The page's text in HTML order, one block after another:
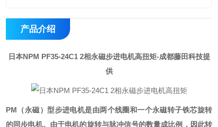
产品介绍
日本NPM PF35-24C1 2相永磁步进电机高扭矩-成都藤田科技提
供
PM（永磁）型步进电机是由两个线圈和一个永磁转子铁芯旋转
的同步电机。 由于电机的旋转与脉冲信号的数量成比例，因此转